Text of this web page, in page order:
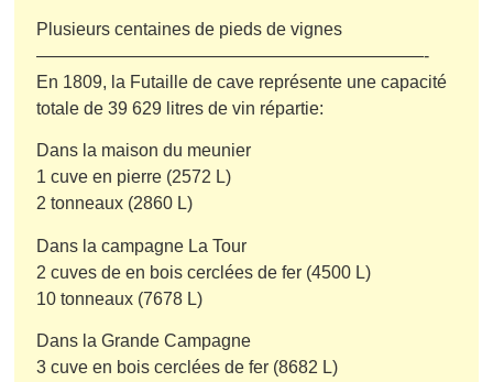
Plusieurs centaines de pieds de vignes
——————————————————————-
En 1809, la Futaille de cave représente une capacité
totale de 39 629 litres de vin répartie:
Dans la maison du meunier
1 cuve en pierre (2572 L)
2 tonneaux (2860 L)
Dans la campagne La Tour
2 cuves de en bois cerclées de fer (4500 L)
10 tonneaux (7678 L)
Dans la Grande Campagne
3 cuve en bois cerclées de fer (8682 L)